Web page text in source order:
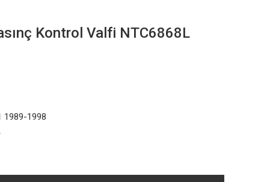
Kontrol Valfi NTC6868L
1989-1998